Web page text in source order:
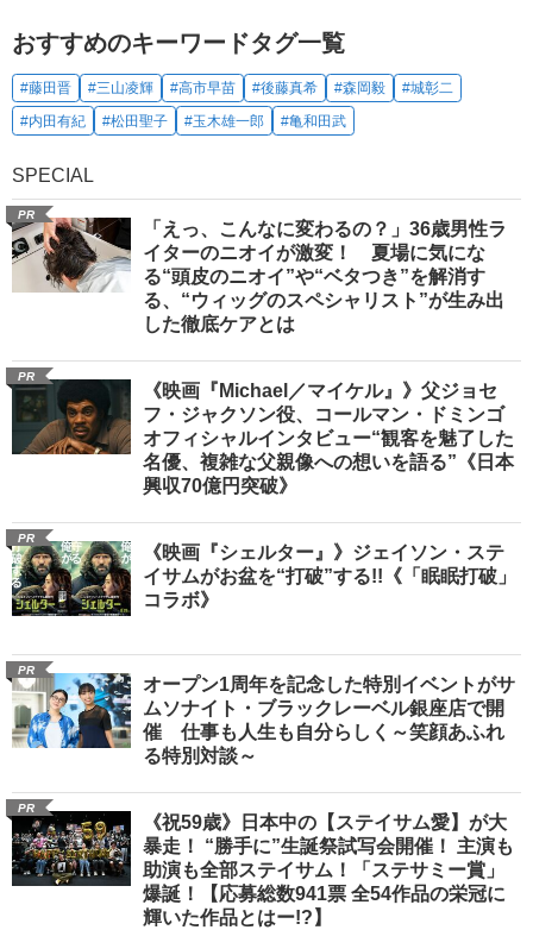
おすすめのキーワードタグ一覧
#藤田晋 #三山凌輝 #高市早苗 #後藤真希 #森岡毅
#城彰二
#内田有紀
#松田聖子 #玉木雄一郎 #亀和田武
SPECIAL
PR
「えっ、こんなに変わるの？」36歳男性ラ
イターのニオイが激変！ 夏場に気にな
る“頭皮のニオイ”や“ベタつき”を解消す
る、“ウィッグのスペシャリスト”が生み出
した徹底ケアとは
PR
《映画『Michael／マイケル』》父ジョセ
フ・ジャクソン役、コールマン・ドミンゴ
オフィシャルインタビュー“観客を魅了した
名優、複雑な父親像への想いを語る”《日本
興収70億円突破》
PR
《映画『シェルター』》ジェイソン・ステ
イサムがお盆を“打破”する!!《「眠眠打破」
コラボ》
PR
オープン1周年を記念した特別イベントがサ
ムソナイト・ブラックレーベル銀座店で開
催 仕事も人生も自分らしく～笑顔あふれ
る特別対談～
PR
《祝59歳》日本中の【ステイサム愛】が大
暴走！ “勝手に”生誕祭試写会開催！ 主演も
助演も全部ステイサム！「ステサミー賞」
爆誕！【応募総数941票 全54作品の栄冠に
輝いた作品とはー!?】